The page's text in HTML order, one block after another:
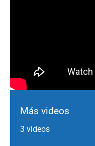
Más videos
3 videos